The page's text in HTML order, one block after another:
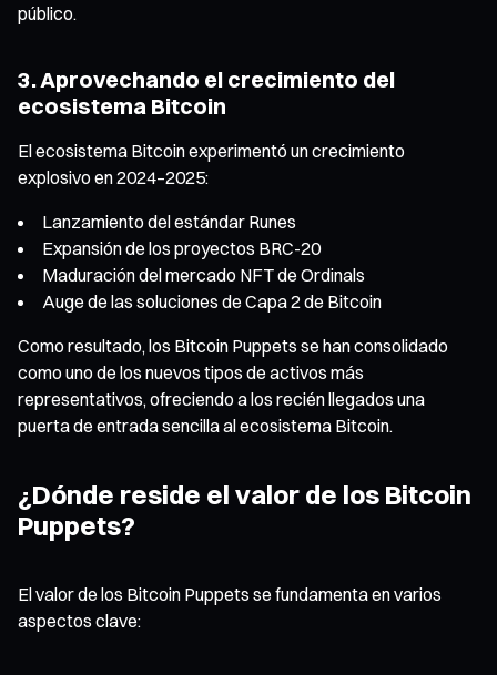
público.
3. Aprovechando el crecimiento del
ecosistema Bitcoin
El ecosistema Bitcoin experimentó un crecimiento
explosivo en 2024–2025:
Lanzamiento del estándar Runes
Expansión de los proyectos BRC-20
Maduración del mercado NFT de Ordinals
Auge de las soluciones de Capa 2 de Bitcoin
Como resultado, los Bitcoin Puppets se han consolidado
como uno de los nuevos tipos de activos más
representativos, ofreciendo a los recién llegados una
puerta de entrada sencilla al ecosistema Bitcoin.
¿Dónde reside el valor de los Bitcoin
Puppets?
El valor de los Bitcoin Puppets se fundamenta en varios
aspectos clave: